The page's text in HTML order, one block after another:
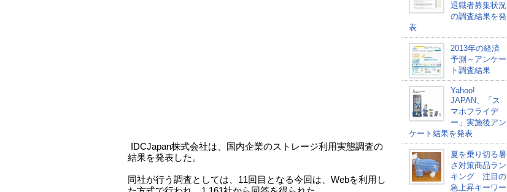
IDCJapan株式会社は、国内企業のストレージ利用実態調査の
結果を発表した。
同社が行う調査としては、11回目となる今回は、Webを利用し
退職者募集状況
の調査結果を発
表
2013年の経済
予測～アンケー
ト調査結果
Yahoo!
JAPAN、「ス
マホフライデ
ー」実施後アン
ケート結果を発表
夏を乗り切る暑
さ対策商品ラン
キング 注目の
急上昇キーワー